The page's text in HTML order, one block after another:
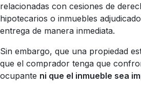
relacionadas con cesiones de
hipotecarios o inmuebles
entrega de manera inmediata.
Sin embargo, que una propiedad
que el comprador tenga que
ocupante ni que el inmueble sea